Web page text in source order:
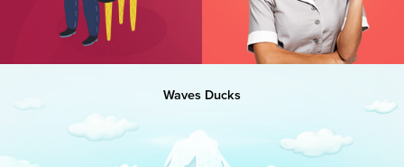
Waves Ducks